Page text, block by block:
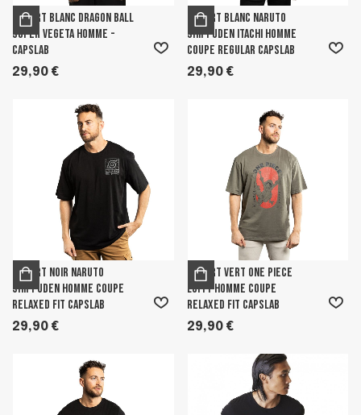
T-shirt Blanc Dragon Ball
Super Vegeta Homme -
Capslab
29,90 €
T-shirt Blanc Naruto
Shippuden Itachi homme
coupe Regular Capslab
29,90 €
T-shirt Noir Naruto
Shippuden homme coupe
Relaxed fit Capslab
29,90 €
T-shirt Vert One Piece
Luffy homme coupe
Relaxed fit Capslab
29,90 €